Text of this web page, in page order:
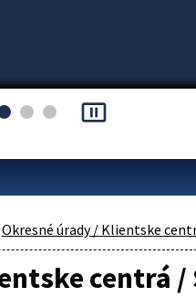
pause_presentation
Okresné úrady / Klientske
centrá /